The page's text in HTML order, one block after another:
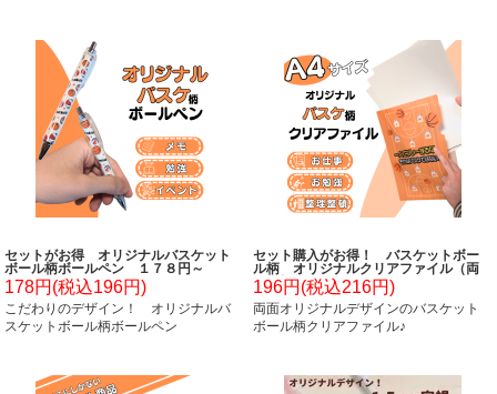
セットがお得 オリジナルバスケット
ボール柄ボールペン １７８円～
178円(税込196円)
こだわりのデザイン！ オリジナルバ
スケットボール柄ボールペン
セット購入がお得！ バスケットボー
ル柄 オリジナルクリアファイル（両
面別柄） 単価 １７４円～
196円(税込216円)
両面オリジナルデザインのバスケット
ボール柄クリアファイル♪